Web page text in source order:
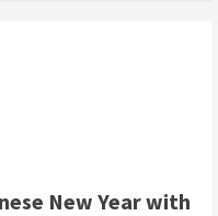
New Year with